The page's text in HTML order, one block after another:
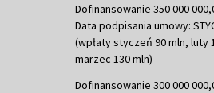
Dofinansowanie 350 000
Data podpisania umowy:
(wpłaty styczeń 90 mln, luty
marzec 130 mln)
Dofinansowanie 300 000